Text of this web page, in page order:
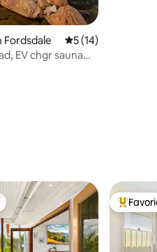
Gemiddelde
5 (14)
EV chgr sauna